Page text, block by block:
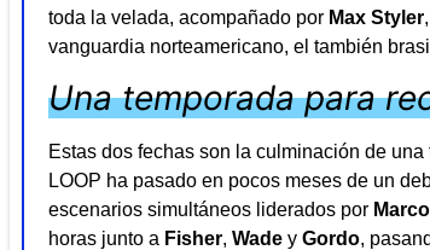
toda la velada, acompañado por Max Styler
vanguardia norteamericano, el también
Una temporada para
Estas dos fechas son la culminación de
LOOP ha pasado en pocos meses de un
escenarios simultáneos liderados por
horas junto a Fisher, Wade y Gordo,